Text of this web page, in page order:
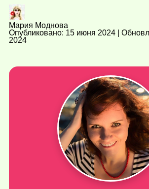
Мария Моднова
Опубликовано: 15 июня 2024 |
2024